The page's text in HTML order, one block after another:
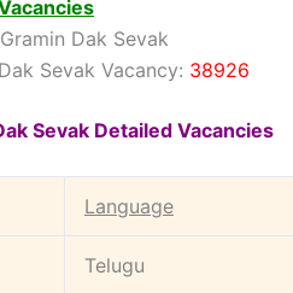
Dak Sevak
Sevak Vacancy: 38926
Sevak Detailed Vacancies
Language
Telugu